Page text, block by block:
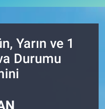
Yarın ve 1
Durumu